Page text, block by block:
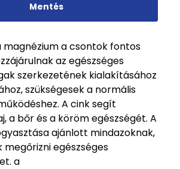
Mentés
magnézium a csontok fontos
az egészséges
szerkezetének kialakításához
szükségesek a normális
A cink segít
a bőr és a köröm egészségét. A
ajánlott mindazoknak,
megőrizni egészséges
a